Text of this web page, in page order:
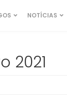
NOTÍCIAS
2021